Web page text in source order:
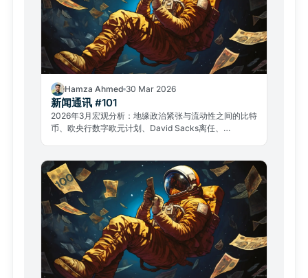
Hamza Ahmed 30 Mar 2026
新闻通讯 #101
2026年3月宏观分析：地缘政治紧张与流动性之间的比特
币、欧央行数字欧元计划、David Sacks离任、